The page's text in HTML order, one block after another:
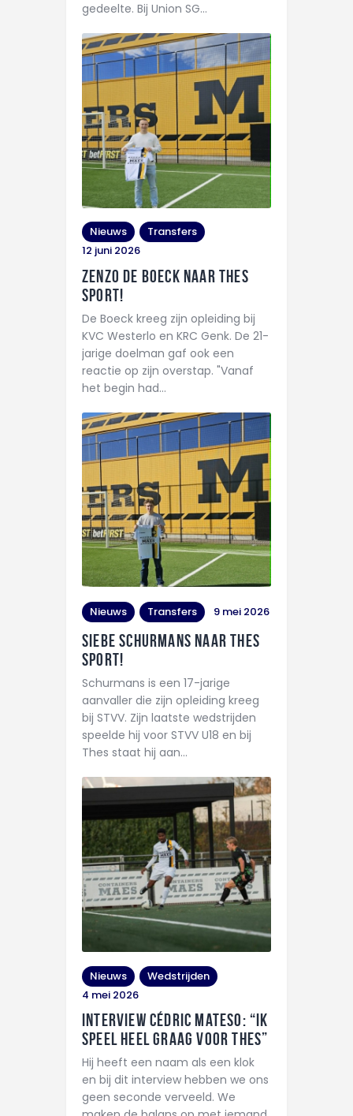
gedeelte. Bij Union SG…
Nieuws
Transfers
12 juni 2026
Zenzo De Boeck naar THES
Sport!
De Boeck kreeg zijn opleiding bij
KVC Westerlo en KRC Genk. De 21-
jarige doelman gaf ook een
reactie op zijn overstap. "Vanaf
het begin had…
Nieuws Transfers 9 mei 2026
Siebe Schurmans naar THES
Sport!
Schurmans is een 17-jarige
aanvaller die zijn opleiding kreeg
bij STVV. Zijn laatste wedstrijden
speelde hij voor STVV U18 en bij
Thes staat hij aan…
Nieuws
Wedstrijden
4 mei 2026
Interview Cédric Mateso: “Ik
speel heel graag voor THES”
Hij heeft een naam als een klok
en bij dit interview hebben we ons
geen seconde verveeld. We